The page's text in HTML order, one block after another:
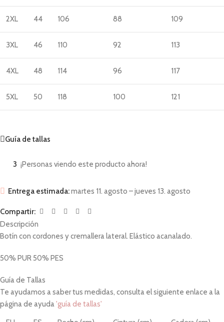
2XL 44 106 88 109
3XL 46 110 92 113
4XL 48 114 96 117
5XL 50 118 100 121
Guía de tallas
3 ¡Personas viendo este producto ahora!
Entrega estimada:martes 11. agosto – jueves 13. agosto
Compartir:
Descripción
Botín con cordones y cremallera lateral. Elástico acanalado.
50% PUR 50% PES
Guía de Tallas
Te ayudamos a saber tus medidas, consulta el siguiente enlace a la
página de ayuda'guía de tallas'